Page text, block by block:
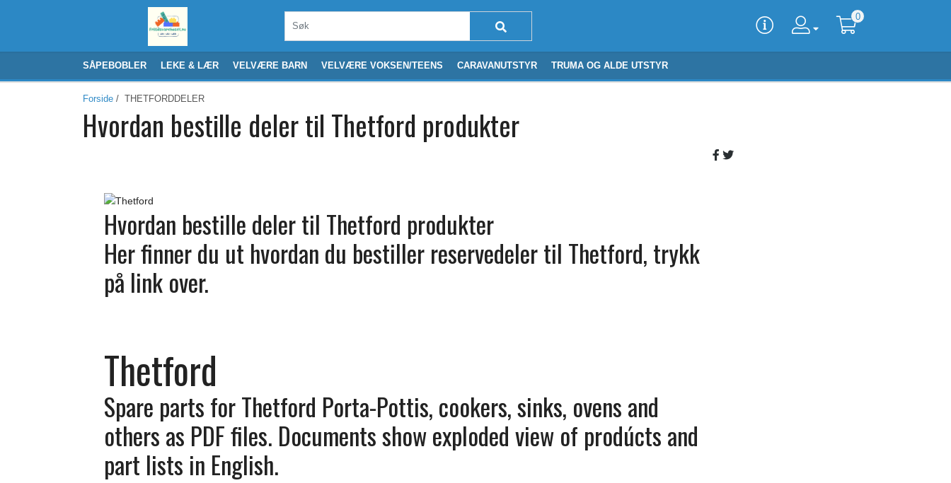
0
SÅPEBOBLER LEKE & LÆR VELVÆRE BARN VELVÆRE VOKSEN/TEENS CARAVANUTSTYR TRUMA OG ALDE UTSTYR
Forside / THETFORDDELER
Hvordan bestille deler til Thetford produkter
Hvordan bestille deler til Thetford produkter
Her finner du ut hvordan du bestiller reservedeler til Thetford, trykk
på link over.
Thetford
Spare parts for Thetford Porta-Pottis, cookers, sinks, ovens and
others as PDF files. Documents show exploded view of prodúcts and
part lists in English.